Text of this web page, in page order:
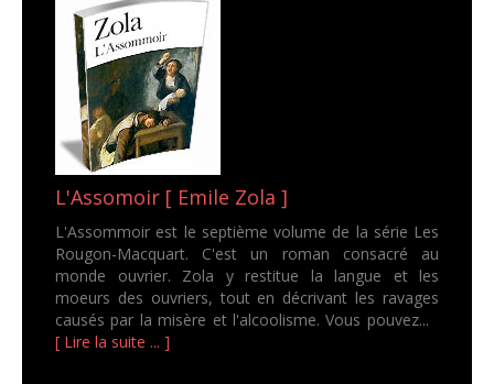
L'Assomoir [ Emile Zola ]
L'Assommoir est le septième volume de la série Les
Rougon-Macquart. C'est un roman consacré au
monde ouvrier. Zola y restitue la langue et les
moeurs des ouvriers, tout en décrivant les ravages
causés par la misère et l'alcoolisme. Vous pouvez...
[ Lire la suite ... ]